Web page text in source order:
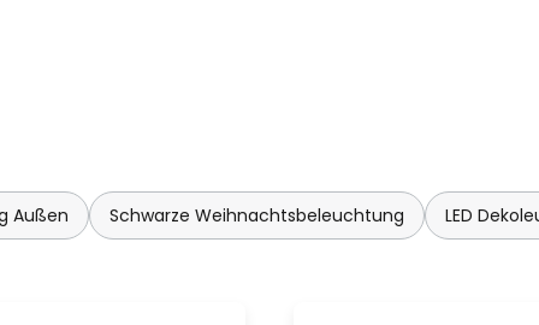
Außen Schwarze Weihnachtsbeleuchtung LED